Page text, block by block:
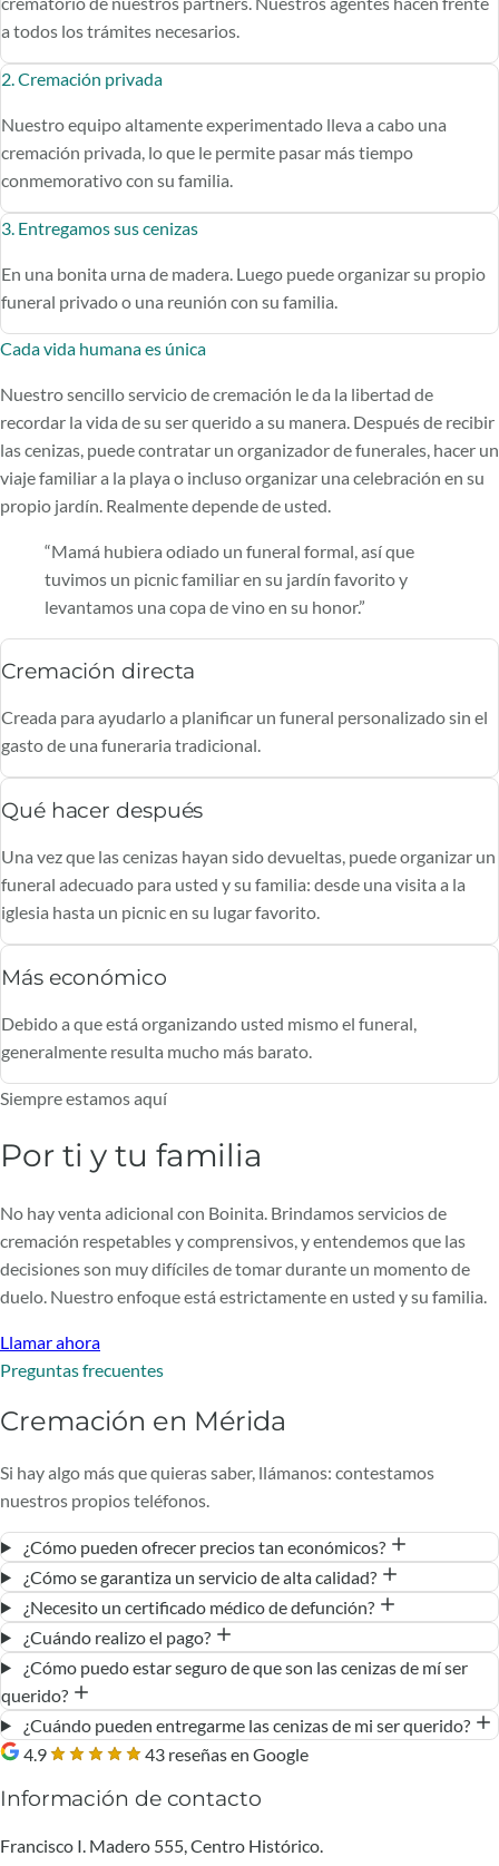
a todos los trámites necesarios.
2. Cremación privada
Nuestro equipo altamente experimentado lleva a cabo una
cremación privada, lo que le permite pasar más tiempo
conmemorativo con su familia.
3. Entregamos sus cenizas
En una bonita urna de madera. Luego puede organizar su propio
funeral privado o una reunión con su familia.
Cada vida humana es única
Nuestro sencillo servicio de cremación le da la libertad de
recordar la vida de su ser querido a su manera. Después de recibir
las cenizas, puede contratar un organizador de funerales, hacer un
viaje familiar a la playa o incluso organizar una celebración en su
propio jardín. Realmente depende de usted.
“Mamá hubiera odiado un funeral formal, así que
tuvimos un picnic familiar en su jardín favorito y
levantamos una copa de vino en su honor.”
Cremación directa
Creada para ayudarlo a planificar un funeral personalizado sin el
gasto de una funeraria tradicional.
Qué hacer después
Una vez que las cenizas hayan sido devueltas, puede organizar un
funeral adecuado para usted y su familia: desde una visita a la
iglesia hasta un picnic en su lugar favorito.
Más económico
Debido a que está organizando usted mismo el funeral,
generalmente resulta mucho más barato.
Siempre estamos aquí
Por ti y tu familia
No hay venta adicional con Boinita. Brindamos servicios de
cremación respetables y comprensivos, y entendemos que las
decisiones son muy difíciles de tomar durante un momento de
duelo. Nuestro enfoque está estrictamente en usted y su familia.
Llamar ahora
Preguntas frecuentes
Cremación en Mérida
Si hay algo más que quieras saber, llámanos: contestamos
nuestros propios teléfonos.
¿Cómo pueden ofrecer precios tan económicos?
¿Cómo se garantiza un servicio de alta calidad?
¿Necesito un certificado médico de defunción?
¿Cuándo realizo el pago?
¿Cómo puedo estar seguro de que son las cenizas de mí ser
querido?
¿Cuándo pueden entregarme las cenizas de mi ser querido?
4.9
43 reseñas en Google
Información de contacto
Francisco I. Madero 555, Centro Histórico.